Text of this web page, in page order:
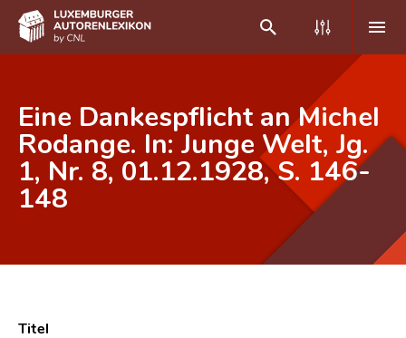
DE FR
Home
Autor(inn)en A-Z
Eine Dankespflicht an Michel
Rodange. In: Junge Welt, Jg.
1, Nr. 8, 01.12.1928, S. 146-
148
Titel